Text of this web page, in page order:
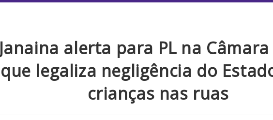
Janaina alerta para PL na Câmara
que legaliza negligência do
crianças nas ruas